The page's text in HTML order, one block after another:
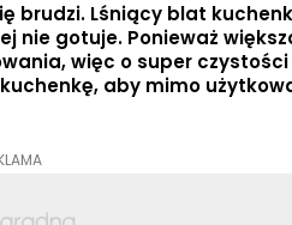
brudzi. Lśniący blat
nie gotuje. Ponieważ
więc o super
aby mimo